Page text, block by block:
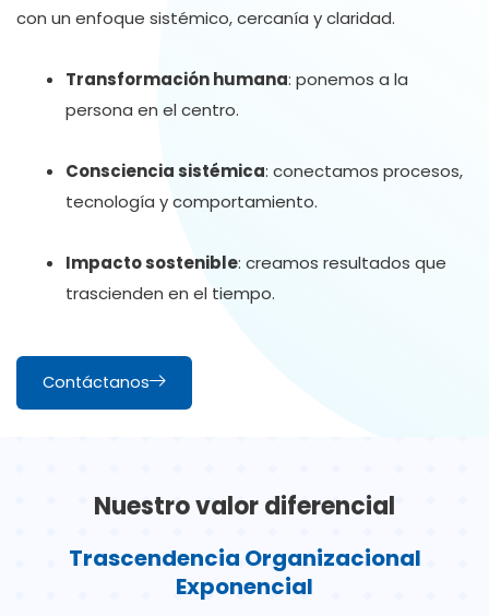
con un enfoque sistémico, cercanía y claridad.
Transformación humana: ponemos a la
persona en el centro.
Consciencia sistémica: conectamos procesos,
tecnología y comportamiento.
Impacto sostenible: creamos resultados que
trascienden en el tiempo.
Contáctanos
Nuestro valor diferencial
Trascendencia Organizacional
Exponencial